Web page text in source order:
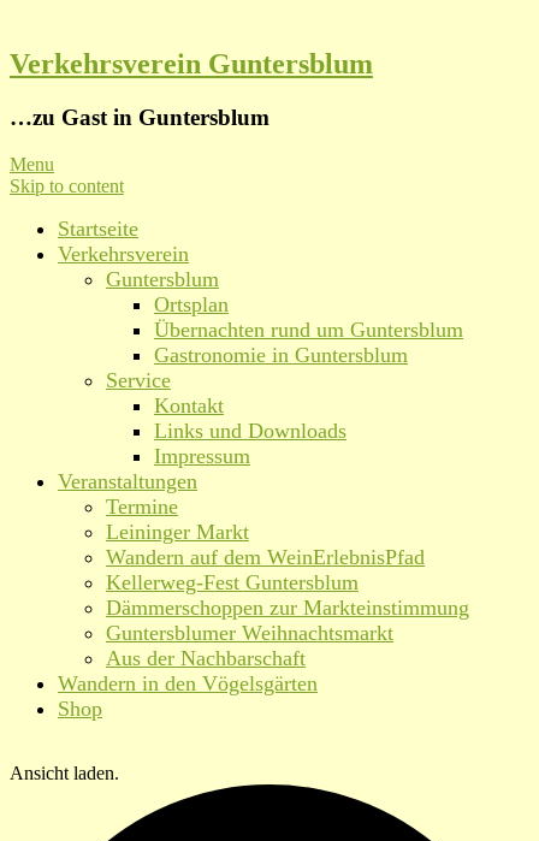
Verkehrsverein Guntersblum
…zu Gast in Guntersblum
Menu
Skip to content
Startseite
Verkehrsverein
Guntersblum
Ortsplan
Übernachten rund um Guntersblum
Gastronomie in Guntersblum
Service
Kontakt
Links und Downloads
Impressum
Veranstaltungen
Termine
Leininger Markt
Wandern auf dem WeinErlebnisPfad
Kellerweg-Fest Guntersblum
Dämmerschoppen zur Markteinstimmung
Guntersblumer Weihnachtsmarkt
Aus der Nachbarschaft
Wandern in den Vögelsgärten
Shop
Ansicht laden.